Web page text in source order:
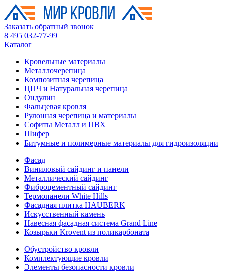
Заказать обратный звонок
8 495 032-77-99
Каталог
Кровельные материалы
Металлочерепица
Композитная черепица
ЦПЧ и Натуральная черепица
Ондулин
Фальцевая кровля
Рулонная черепица и материалы
Софиты Металл и ПВХ
Шифер
Битумные и полимерные материалы для гидроизоляции
Фасад
Виниловый сайдинг и панели
Металлический сайдинг
Фиброцементный сайдинг
Термопанели White Hills
Фасадная плитка HAUBERK
Искусственный камень
Навесная фасадная система Grand Line
Козырьки Krovent из поликарбоната
Обустройство кровли
Комплектующие кровли
Элементы безопасности кровли